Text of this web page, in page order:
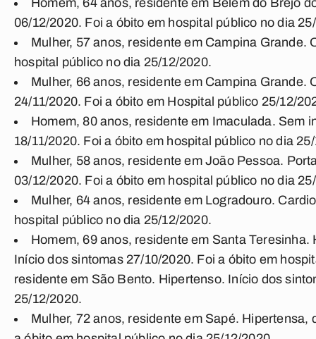
Homem, 64 anos, residente em Belém do Brejo
06/12/2020. Foi a óbito em hospital público no dia
Mulher, 57 anos, residente em Campina Grande.
hospital público no dia 25/12/2020.
Mulher, 66 anos, residente em Campina Grande.
24/11/2020. Foi a óbito em Hospital público 25/12/
Homem, 80 anos, residente em Imaculada. Sem
18/11/2020. Foi a óbito em hospital público no dia
Mulher, 58 anos, residente em João Pessoa.
03/12/2020. Foi a óbito em hospital público no dia
Mulher, 64 anos, residente em Logradouro.
hospital público no dia 25/12/2020.
Homem, 69 anos, residente em Santa
Início dos sintomas 27/10/2020. Foi a óbito em
residente em São Bento. Hipertenso. Início dos
25/12/2020.
Mulher, 72 anos, residente em Sapé.